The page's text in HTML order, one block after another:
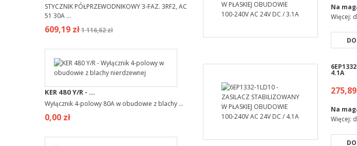
STYCZNIK PÓŁPRZEWODNIKOWY 3-FAZ. 3RF2, AC
51 30A ...
609,19 zł1 116,62 zł
KER 480 Y/R - ...
Wyłącznik 4-polowy 80A w obudowie z blachy ...
0,00 zł
Na
Więcej:
4.1A
Na
Więcej: